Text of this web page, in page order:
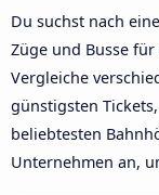
Du suchst nach
Züge und Busse
Vergleiche
günstigsten
beliebtesten
Unternehmen an,